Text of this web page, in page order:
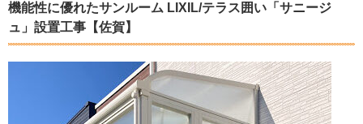
機能性に優れたサンルーム LIXIL/テラス囲い「サニージ
ュ」設置工事【佐賀】